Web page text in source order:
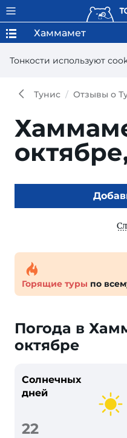
Тонкости используют
Хаммамет
Тунис Отзывы о
Горящие туры по
Погода в
октябре
Солнечных
дней
22